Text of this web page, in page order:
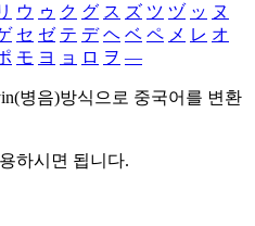
ウ ゥ ク グ ス ズ ツ ヅ ッ ヌ
セ ゼ テ デ ヘ ベ ペ メ レ オ
モ ヨ ョ ロ ヲ ―
병음)방식으로 중국어를 변환
하시면 됩니다.